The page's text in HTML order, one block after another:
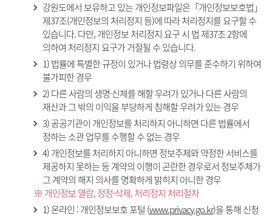
강원도에서 보유하고 있는 개인정보파일은「개인정보보호법」
제37조(개인정보의 처리정지 등)에 따라 처리정지를 요구할 수
있습니다. 다만, 개인정보 처리정지 요구 시 법 제37조 2항에
의하여 처리정지 요구가 거절될 수 있습니다.
1) 법률에 특별한 규정이 있거나 법령상 의무를 준수하기 위하여
불가피한 경우
2) 다른 사람의 생명·신체를 해할 우려가 있거나 다른 사람의
재산과 그 밖의 이익을 부당하게 침해할 우려가 있는 경우
3) 공공기관이 개인정보를 처리하지 아니하면 다른 법률에서
정하는 소관 업무를 수행할 수 없는 경우
4) 개인정보를 처리하지 아니하면 정보주체와 약정한 서비스를
제공하지 못하는 등 계약의 이행이 곤란한 경우로서 정보주체가
그 계약의 해지 의사를 명확하게 밝히지 아니한 경우
※ 개인정보 열람, 정정·삭제, 처리정지 처리절차
1) 온라인 : 개인정보보호 포털 (www.privacy.go.kr)을 통해 신청